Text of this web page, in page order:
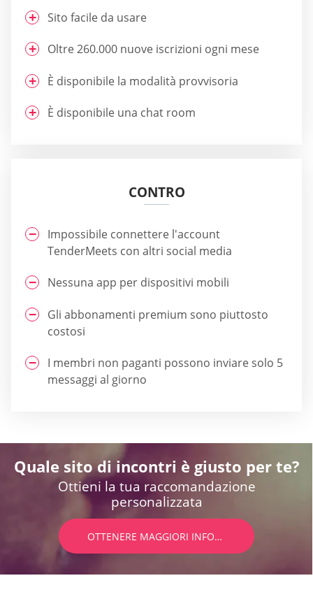
Sito facile da usare
Oltre 260.000 nuove iscrizioni ogni mese
È disponibile la modalità provvisoria
È disponibile una chat room
CONTRO
Impossibile connettere l'account
TenderMeets con altri social media
Nessuna app per dispositivi mobili
Gli abbonamenti premium sono piuttosto
costosi
I membri non paganti possono inviare solo 5
messaggi al giorno
Quale sito di incontri è giusto per te?
Ottieni la tua raccomandazione
personalizzata
OTTENERE MAGGIORI INFORMAZIONI